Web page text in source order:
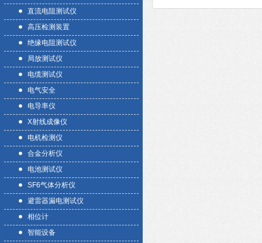
直流电阻测试仪
高压检测装置
绝缘电阻测试仪
局放测试仪
电缆测试仪
电气安全
电导率仪
X射线成像仪
电机检测仪
合金分析仪
电池测试仪
SF6气体分析仪
避雷器漏电测试仪
相位计
智能设备